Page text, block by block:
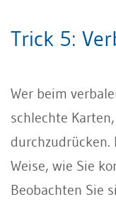
Trick 5:
Wer beim
schlechte
Weise, wie Sie
Beobachten Sie